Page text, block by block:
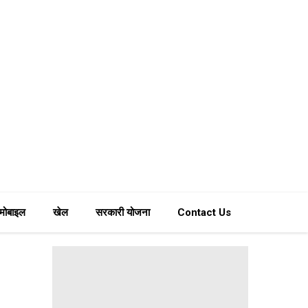
खेल सरकारी योजना Contact Us